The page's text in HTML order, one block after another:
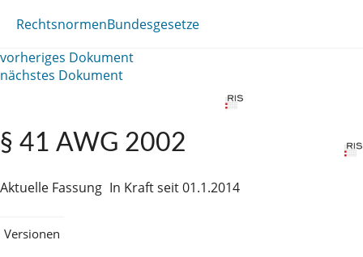
RechtsnormenBundesgesetze
vorheriges Dokument
nächstes Dokument
§ 41 AWG 2002
Aktuelle Fassung In Kraft seit 01.1.2014
Versionen